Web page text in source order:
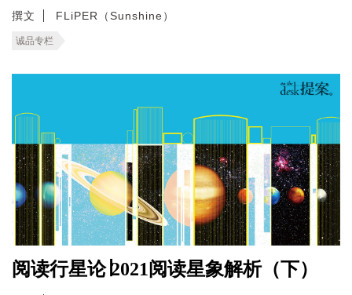
撰文 FLiPER（Sunshine）
诚品专栏
阅读行星论∣2021阅读星象解析（下）